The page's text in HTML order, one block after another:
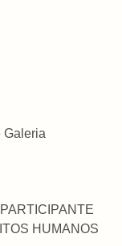
Galeria
HUMANOS